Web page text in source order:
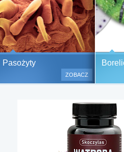
Bezbolesne testy alergiczne
500 alergenów oraz zabiegi
odczulające.
(bez nakłuwania i nacinania,
bardzo ważne w przypadku
a wynik jest natychmiastowy.
Pasożyty
ZOBACZ